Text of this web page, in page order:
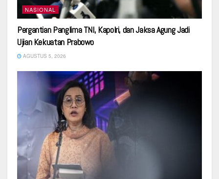
NASIONAL
Pergantian Panglima TNI, Kapolri, dan Jaksa Agung Jadi
Ujian Kekuatan Prabowo
AGUSTUS 5, 2026